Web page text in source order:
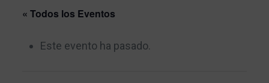
« Todos los Eventos
Este evento ha pasado.